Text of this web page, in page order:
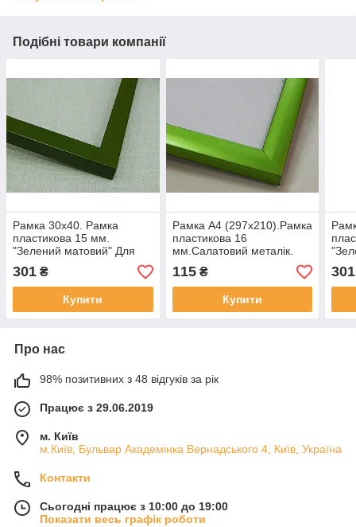
Подібні товари компанії
Рамка 30х40. Рамка
пластикова 15 мм.
"Зелений матовий" Для
грамот, дипломів, картин
301 ₴
Купити
Рамка А4 (297х210).Рамка
пластикова 16
мм.Салатовий металік.
115₴
Купити
301
Про нас
98% позитивних з 48 відгуків за рік
Працює з 29.06.2019
м. Київ
м.Київ, Бульвар Академінка Вернадського 4, Київ, Україна
Контакти
Сьогодні працює з 10:00 до 19:00
Показати весь графік роботи